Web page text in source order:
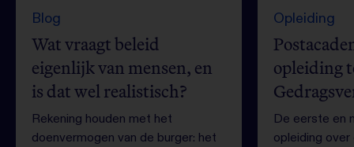
Blog
Wat vraagt beleid
eigenlijk van mensen, en
is dat wel realistisch?
Rekening houden met het
doenvermogen van de burger: het
Opleiding
opleiding
De eerste en
opleiding